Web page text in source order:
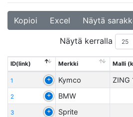
Kopioi Excel Näytä
Näytä kerralla
ID(link) Merkki Malli
1 Kymco ZING
2 BMW
3 Sprite